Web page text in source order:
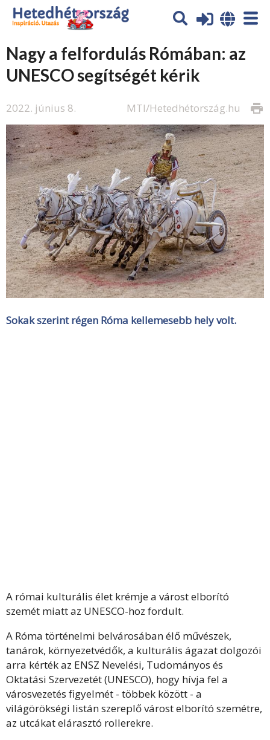
Nagy a felfordulás Rómában: az
UNESCO segítségét kérik
2022. június 8. print
MTI/Hetedhétország.hu
Sokak szerint régen Róma kellemesebb hely volt.
A római kulturális élet krémje a várost elborító
szemét miatt az UNESCO-hoz fordult.
A Róma történelmi belvárosában élő művészek,
tanárok, környezetvédők, a kulturális ágazat dolgozói
arra kérték az ENSZ Nevelési, Tudományos és
Oktatási Szervezetét (UNESCO), hogy hívja fel a
városvezetés figyelmét - többek között - a
világörökségi listán szereplő várost elborító szemétre,
az utcákat elárasztó rollerekre.